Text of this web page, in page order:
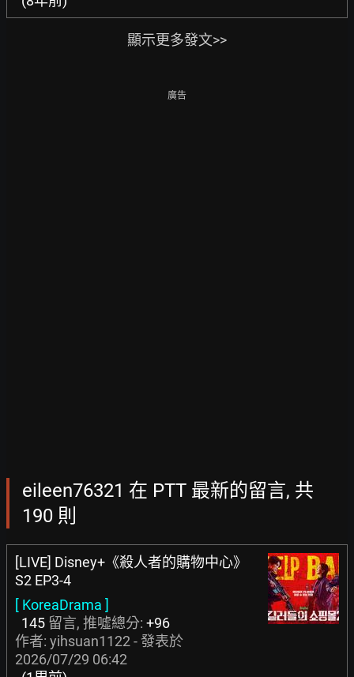
顯示更多發文>>
廣告
eileen76321 在 PTT 最新的留言, 共
190 則
[LIVE] Disney+《殺人者的購物中心》
S2 EP3-4
[ KoreaDrama ]
145 留言, 推噓總分: +96
作者: yihsuan1122 - 發表於
2026/07/29 06:42